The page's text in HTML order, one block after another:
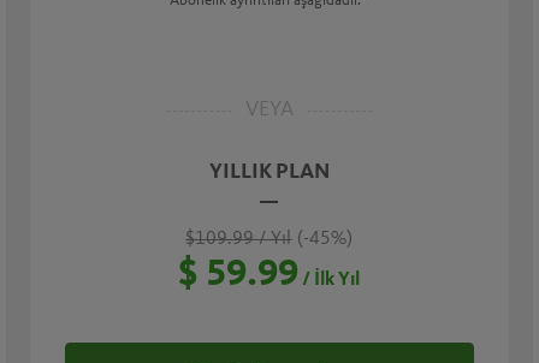
VEYA
YILLIK PLAN
$109.99/ Yıl (-45%)
$ 59.99 / İlk Yıl